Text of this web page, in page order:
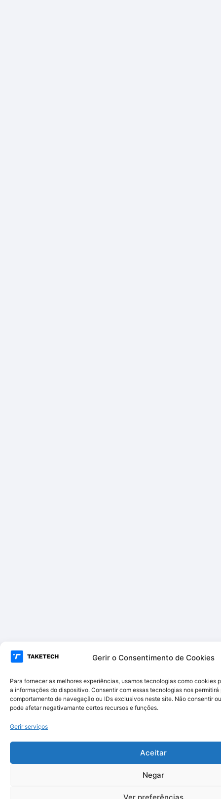
Gerir o Consentimento de Cookies
Para fornecer as melhores experiências, usamos tecnologias como cookies
a informações do dispositivo. Consentir com essas tecnologias nos
comportamento de navegação ou IDs exclusivos neste site. Não consentir
pode afetar negativamante certos recursos e funções.
Gerir serviços
Aceitar
Negar
Ver preferências